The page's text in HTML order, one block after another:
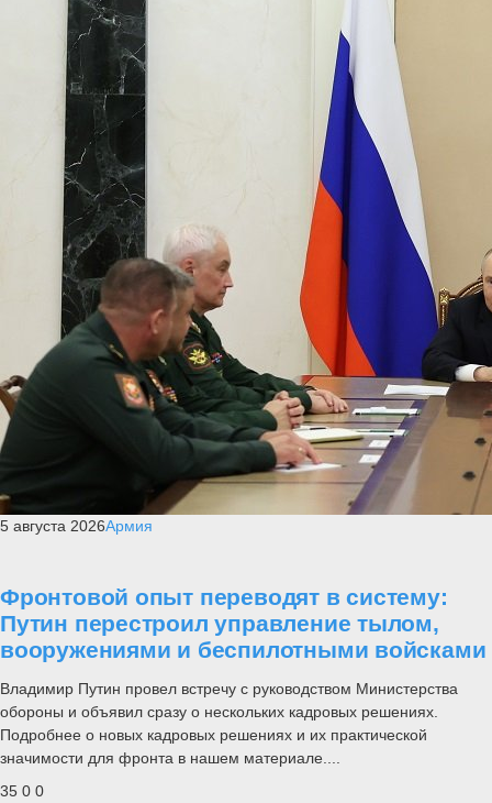
5 августа 2026Армия
Фронтовой опыт переводят в систему:
Путин перестроил управление тылом,
вооружениями и беспилотными войсками
Владимир Путин провел встречу с руководством Министерства
обороны и объявил сразу о нескольких кадровых решениях.
Подробнее о новых кадровых решениях и их практической
значимости для фронта в нашем материале....
35 0 0